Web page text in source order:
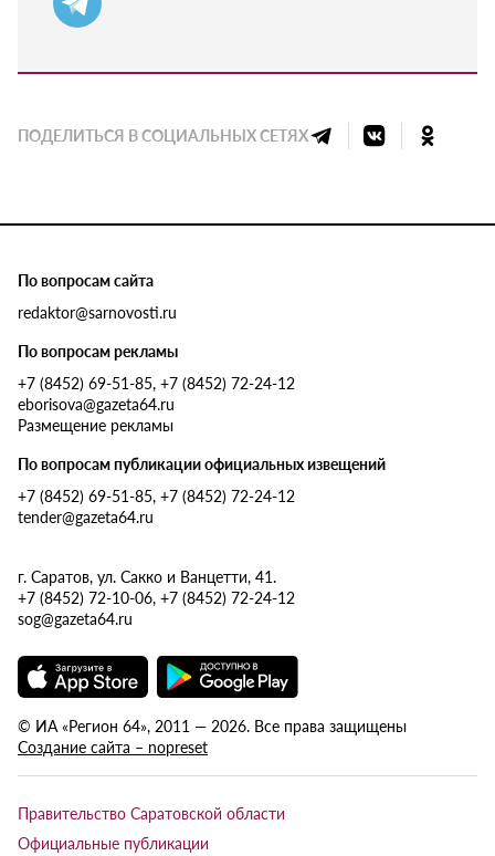
ПОДЕЛИТЬСЯ В СОЦИАЛЬНЫХ СЕТЯХ
По вопросам сайта
redaktor@sarnovosti.ru
По вопросам рекламы
+7 (8452) 69-51-85, +7 (8452) 72-24-12
eborisova@gazeta64.ru
Размещение рекламы
По вопросам публикации официальных извещений
+7 (8452) 69-51-85, +7 (8452) 72-24-12
tender@gazeta64.ru
г. Саратов, ул. Сакко и Ванцетти, 41.
+7 (8452) 72-10-06, +7 (8452) 72-24-12
sog@gazeta64.ru
© ИА «Регион 64», 2011 — 2026. Все права защищены
Создание сайта – nopreset
Правительство Саратовской области
Официальные публикации